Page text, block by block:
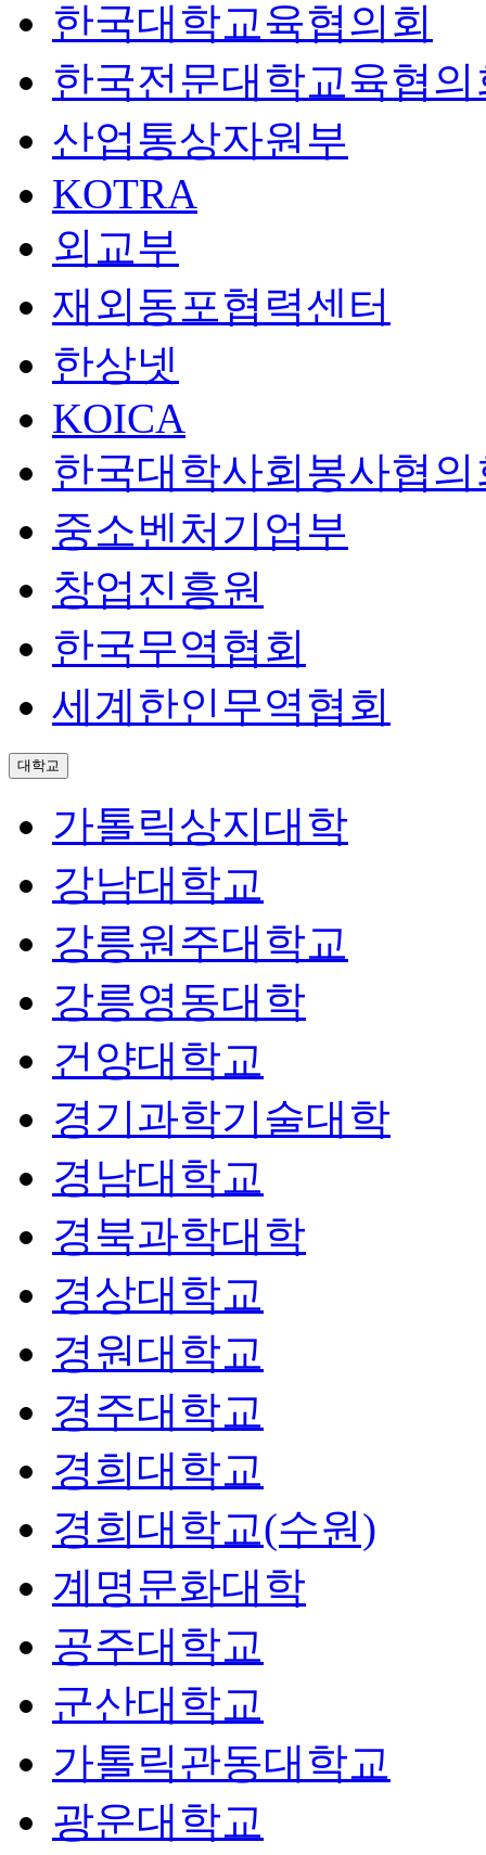
한국대학교육협의회
한국전문대학교육협의
산업통상자원부
KOTRA
외교부
재외동포협력센터
한상넷
KOICA
한국대학사회봉사협의
중소벤처기업부
창업진흥원
한국무역협회
세계한인무역협회
대학교
가톨릭상지대학
강남대학교
강릉원주대학교
강릉영동대학
건양대학교
경기과학기술대학
경남대학교
경북과학대학
경상대학교
경원대학교
경주대학교
경희대학교
경희대학교(수원)
계명문화대학
공주대학교
군산대학교
가톨릭관동대학교
광운대학교